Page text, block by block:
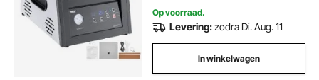
Op voorraad.
Levering:zodra Di. Aug. 11
In winkelwagen